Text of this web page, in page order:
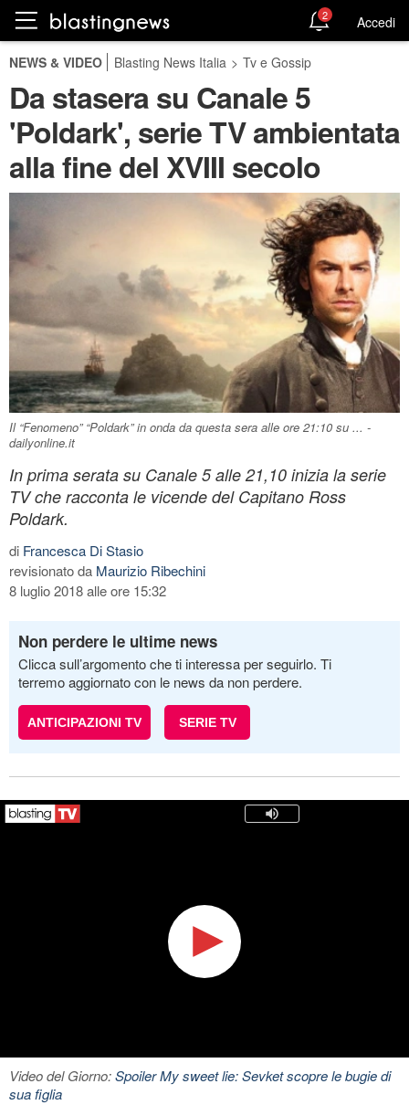
2 Accedi
NEWS & VIDEO Blasting News Italia > Tv e Gossip
Da stasera su Canale 5
'Poldark', serie TV ambientata
alla fine del XVIII secolo
Il “Fenomeno” “Poldark” in onda da questa sera alle ore 21:10 su ... -
dailyonline.it
In prima serata su Canale 5 alle 21,10 inizia la serie
TV che racconta le vicende del Capitano Ross
Poldark.
di Francesca Di Stasio
revisionato da Maurizio Ribechini
8 luglio 2018 alle ore 15:32
Non perdere le ultime news
Clicca sull’argomento che ti interessa per seguirlo. Ti
terremo aggiornato con le news da non perdere.
ANTICIPAZIONI TV SERIE TV
Video del Giorno:Spoiler My sweet lie: Sevket scopre le bugie di
sua figlia